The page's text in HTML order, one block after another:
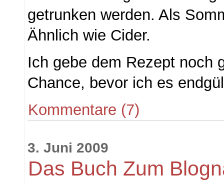
getrunken werden. Als
Ähnlich wie Cider.
Ich gebe dem Rezept noch
Chance, bevor ich es
Kommentare (7)
3. Juni 2009
Das Buch Zum